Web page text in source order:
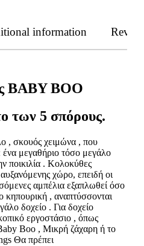
information
BABY BOO
των 5 σπόρους.
, σκουός χειμώνα , που
μεγαθήριο τόσο μεγάλο
ποικιλία . Κολοκύθες
χώρο, επειδή οι
αμπέλια εξαπλωθεί όσο
κηπουρική , αναπτύσσονται
δοχείο . Για δοχείο
εργοστάσιο , όπως
Boo , Μικρή ζάχαρη ή το
Θα πρέπει